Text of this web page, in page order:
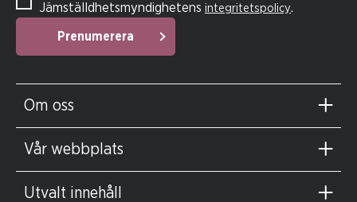
Prenumerera
Jämställdhetsmyndighetens integritetspolicy.
Om oss
Vår webbplats
Utvalt innehåll